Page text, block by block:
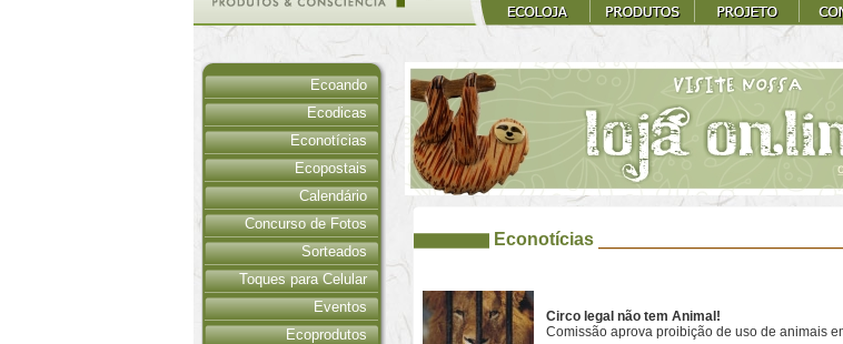
Ecoando
Ecodicas
Econotícias
Ecopostais
Calendário
Concurso de Fotos
Sorteados
Toques para Celular
Eventos
Ecoprodutos
Econotícias
Circo legal não tem Animal!
Comissão aprova proibição de uso de animais